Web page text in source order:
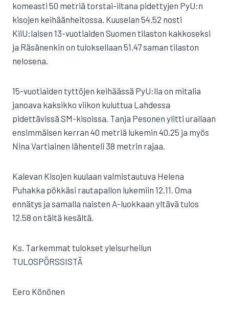
komeasti 50 metriä torstai-iltana pidettyjen PyU:n
kisojen keihäänheitossa. Kuuselan 54.52 nosti
KiiU:laisen 13-vuotiaiden Suomen tilaston kakkoseksi
ja Räsänenkin on tuloksellaan 51.47 saman tilaston
nelosena.
15-vuotiaiden tyttöjen keihäässä PyU:lla on mitalia
janoava kaksikko viikon kuluttua Lahdessa
pidettävissä SM-kisoissa. Tanja Pesonen ylitti urallaan
ensimmäisen kerran 40 metriä lukemin 40.25 ja myös
Nina Vartiainen lähenteli 38 metrin rajaa.
Kalevan Kisojen kuulaan valmistautuva Helena
Puhakka pökkäsi rautapallon lukemiin 12.11. Oma
ennätys ja samalla naisten A-luokkaan yltävä tulos
12.58 on tältä kesältä.
Ks. Tarkemmat tulokset yleisurheilun
TULOSPÖRSSISTÄ
Eero Könönen